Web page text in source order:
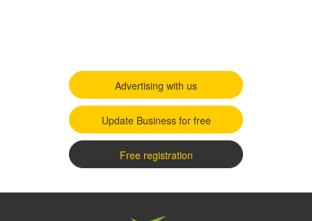
Advertising with us
Update Business for free
Free registration